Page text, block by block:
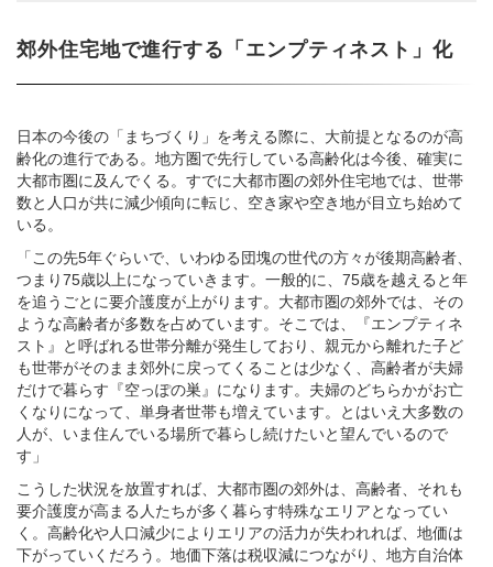
郊外住宅地で進行する「エンプティネスト」化
日本の今後の「まちづくり」を考える際に、大前提となるのが高
齢化の進行である。地方圏で先行している高齢化は今後、確実に
大都市圏に及んでくる。すでに大都市圏の郊外住宅地では、世帯
数と人口が共に減少傾向に転じ、空き家や空き地が目立ち始めて
いる。
「この先5年ぐらいで、いわゆる団塊の世代の方々が後期高齢者、
つまり75歳以上になっていきます。一般的に、75歳を越えると年
を追うごとに要介護度が上がります。大都市圏の郊外では、その
ような高齢者が多数を占めています。そこでは、『エンプティネ
スト』と呼ばれる世帯分離が発生しており、親元から離れた子ど
も世帯がそのまま郊外に戻ってくることは少なく、高齢者が夫婦
だけで暮らす『空っぽの巣』になります。夫婦のどちらかがお亡
くなりになって、単身者世帯も増えています。とはいえ大多数の
人が、いま住んでいる場所で暮らし続けたいと望んでいるので
す」
こうした状況を放置すれば、大都市圏の郊外は、高齢者、それも
要介護度が高まる人たちが多く暮らす特殊なエリアとなってい
く。高齢化や人口減少によりエリアの活力が失われれば、地価は
下がっていくだろう。地価下落は税収減につながり、地方自治体